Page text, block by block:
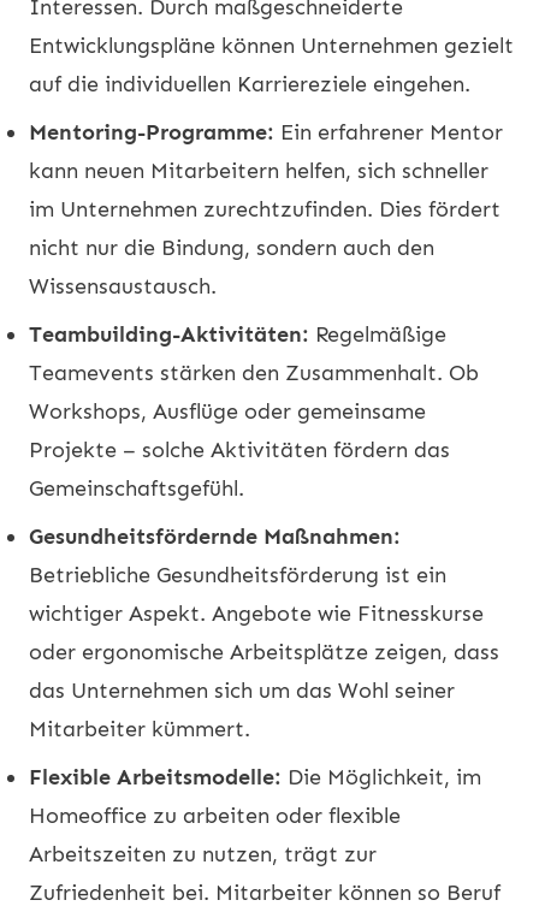
Interessen. Durch maßgeschneiderte
Entwicklungspläne können Unternehmen gezielt
auf die individuellen Karriereziele eingehen.
Mentoring-Programme: Ein erfahrener Mentor
kann neuen Mitarbeitern helfen, sich schneller
im Unternehmen zurechtzufinden. Dies fördert
nicht nur die Bindung, sondern auch den
Wissensaustausch.
Teambuilding-Aktivitäten: Regelmäßige
Teamevents stärken den Zusammenhalt. Ob
Workshops, Ausflüge oder gemeinsame
Projekte – solche Aktivitäten fördern das
Gemeinschaftsgefühl.
Gesundheitsfördernde Maßnahmen:
Betriebliche Gesundheitsförderung ist ein
wichtiger Aspekt. Angebote wie Fitnesskurse
oder ergonomische Arbeitsplätze zeigen, dass
das Unternehmen sich um das Wohl seiner
Mitarbeiter kümmert.
Flexible Arbeitsmodelle: Die Möglichkeit, im
Homeoffice zu arbeiten oder flexible
Arbeitszeiten zu nutzen, trägt zur
Zufriedenheit bei. Mitarbeiter können so Beruf